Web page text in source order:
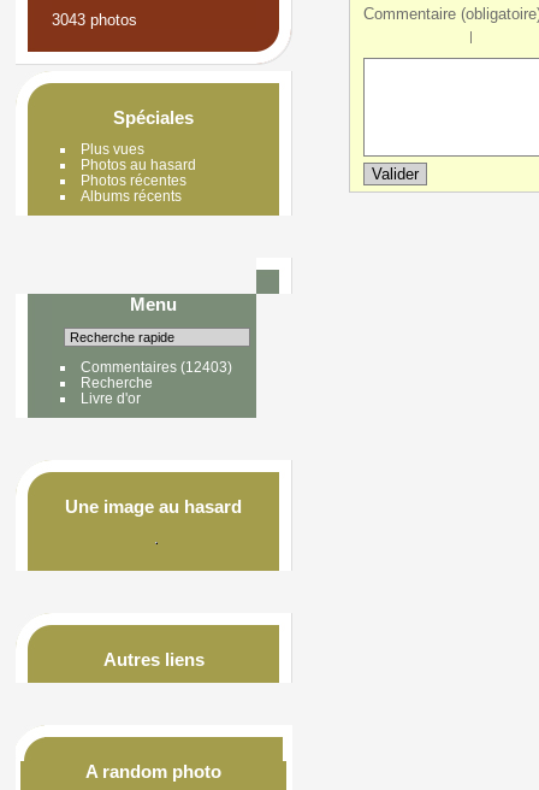
3043 photos
Spéciales
Plus vues
Photos au hasard
Photos récentes
Albums récents
Menu
Commentaires(12403)
Recherche
Livre d'or
Une image au hasard
Autres liens
A random photo
Commentaire
|